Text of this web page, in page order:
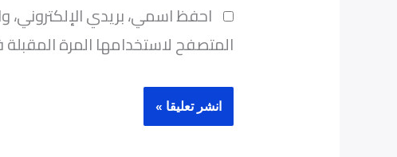
احفظ اسمي، بريدي الإلكتروني،
المتصفح لاستخدامها المرة